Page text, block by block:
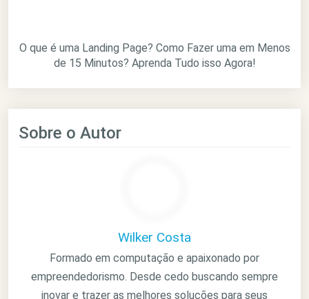
O que é uma Landing Page? Como Fazer uma em Menos
de 15 Minutos? Aprenda Tudo isso Agora!
Sobre o Autor
Wilker Costa
Formado em computação e apaixonado por
empreendedorismo. Desde cedo buscando sempre
inovar e trazer as melhores soluções para seus